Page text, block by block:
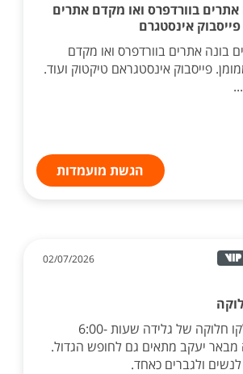
אתרים בוורדפרס ואו מקדם אתרים
אינסטגרם
בונה אתרים בוורדפרס ואו מקדם
פייסבוק אינסטגראם טיקטוק ועוד.
הגשת מועמדות
02/07/2026
דרוש עוזר נהג לקו חלוקה של גלידה שעות 6:00-
יציאה מבאר יעקב מתאים גם לחופש הגדול.
ולגברים כאחד.